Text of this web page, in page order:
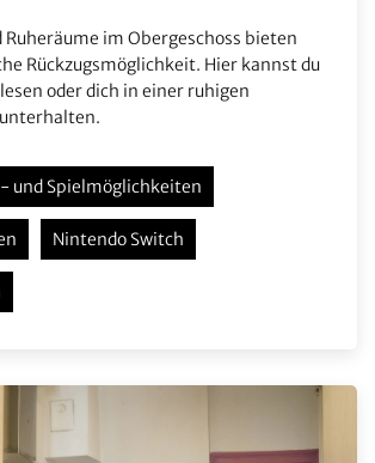
Ruheräume im Obergeschoss bieten
Rückzugsmöglichkeit. Hier kannst du
oder dich in einer ruhigen
und Spielmöglichkeiten
Nintendo Switch